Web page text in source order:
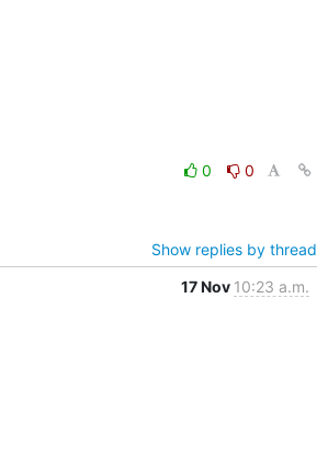
0
0
Show replies by thread
17 Nov 10:23 a.m.